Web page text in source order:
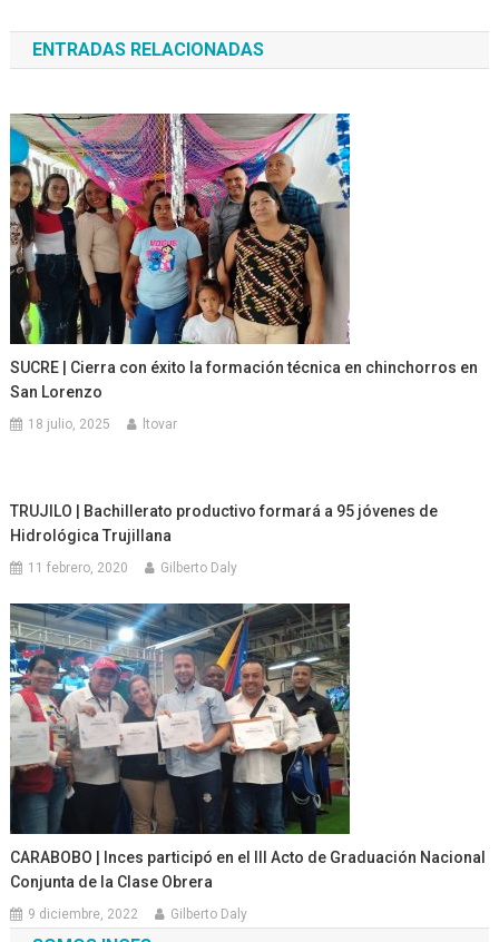
de
entradas
ENTRADAS RELACIONADAS
SUCRE | Cierra con éxito la formación técnica en chinchorros en
San Lorenzo
18 julio, 2025 ltovar
TRUJILO | Bachillerato productivo formará a 95 jóvenes de
Hidrológica Trujillana
11 febrero, 2020 Gilberto Daly
CARABOBO | Inces participó en el III Acto de Graduación Nacional
Conjunta de la Clase Obrera
9 diciembre, 2022 Gilberto Daly